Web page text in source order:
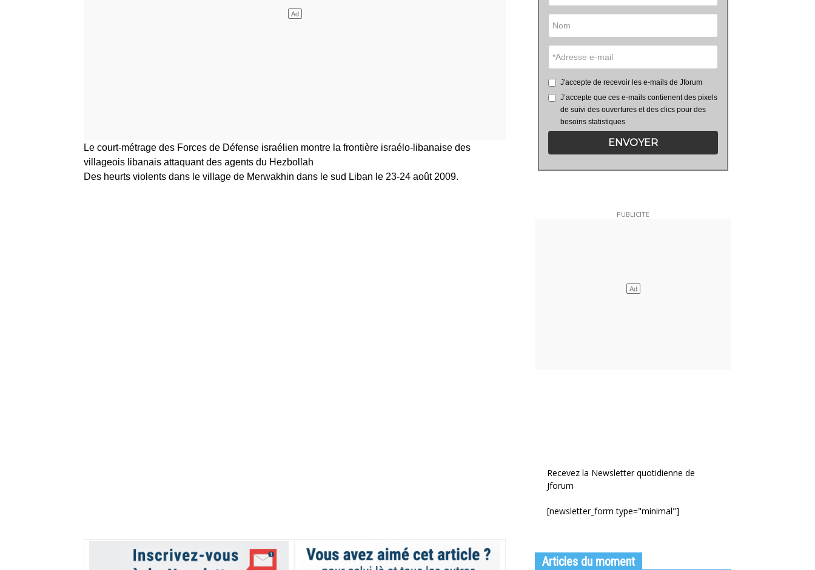
Le court-métrage des Forces de Défense israélien montre la frontière israélo-libanaise des
villageois libanais attaquant des agents du Hezbollah
Des heurts violents dans le village de Merwakhin dans le sud Liban le 23-24 août 2009.
J'accepte de recevoir les e-mails de Jforum
J’accepte que ces e-mails contienent des pixels
de suivi des ouvertures et des clics pour des
besoins statistiques
ENVOYER
Recevez la Newsletter quotidienne de
Jforum
[newsletter_form type="minimal"]
Articles du moment